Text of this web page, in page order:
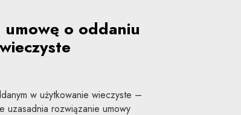
umowę o oddaniu
w użytkowanie wieczyste –
rozwiązanie umowy